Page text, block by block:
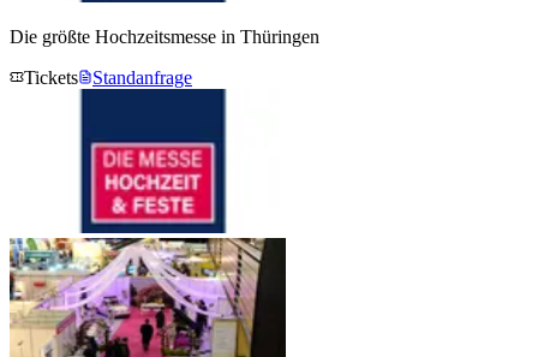
Die größte Hochzeitsmesse in Thüringen
Tickets
Standanfrage